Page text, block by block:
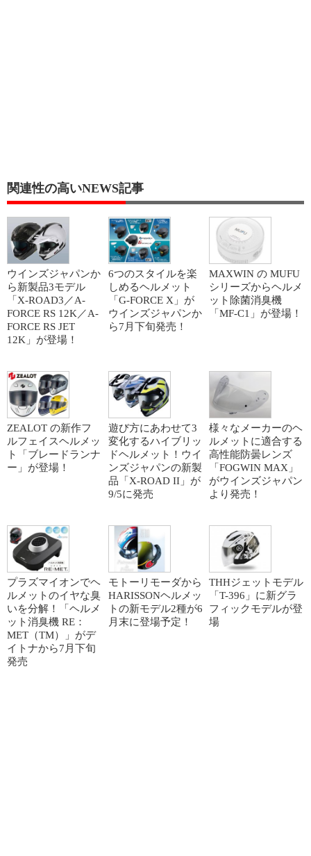
関連性の高いNEWS記事
ウインズジャパンか
ら新製品3モデル
「X-ROAD3／A-
FORCE RS 12K／A-
FORCE RS JET
12K」が登場！
6つのスタイルを楽
しめるヘルメット
「G-FORCE X」が
ウインズジャパンか
ら7月下旬発売！
MAXWIN の MUFU
シリーズからヘルメ
ット除菌消臭機
「MF-C1」が登場！
ZEALOT の新作フ
ルフェイスヘルメッ
ト「ブレードランナ
ー」が登場！
遊び方にあわせて3
変化するハイブリッ
ドヘルメット！ウイ
ンズジャパンの新製
品「X-ROAD II」が
9/5に発売
様々なメーカーのヘ
ルメットに適合する
高性能防曇レンズ
「FOGWIN MAX」
がウインズジャパン
より発売！
プラズマイオンでヘ
ルメットのイヤな臭
いを分解！「ヘルメ
ット消臭機 RE：
MET（TM）」がデ
イトナから7月下旬
発売
モトーリモーダから
HARISSONヘルメッ
トの新モデル2種が6
月末に登場予定！
THHジェットモデル
「T-396」に新グラ
フィックモデルが登
場